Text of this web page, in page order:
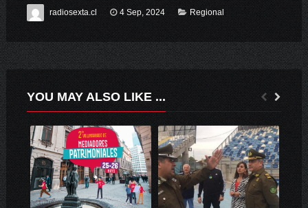
radiosexta.cl 4 Sep, 2024 Regional
YOU MAY ALSO LIKE ...